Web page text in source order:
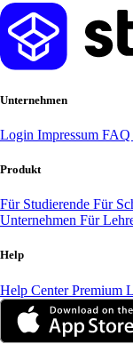
Unternehmen
Login Impressum FAQ
Produkt
Für Studierende Für
Unternehmen Für
Help
Help CenterPremium